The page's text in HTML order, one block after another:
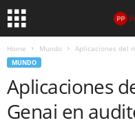
Home Mundo Aplicaciones del
MUNDO
Aplicaciones
Genai en